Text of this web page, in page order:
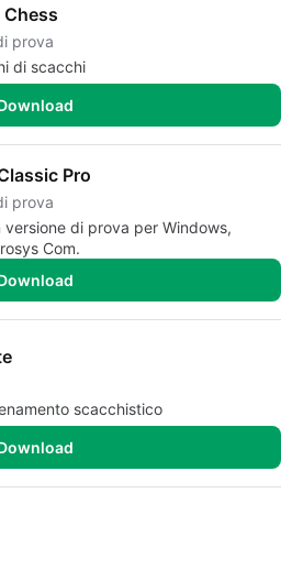
prova
di scacchi
Pro
prova
versione di prova per Windows,
Com.
scacchistico